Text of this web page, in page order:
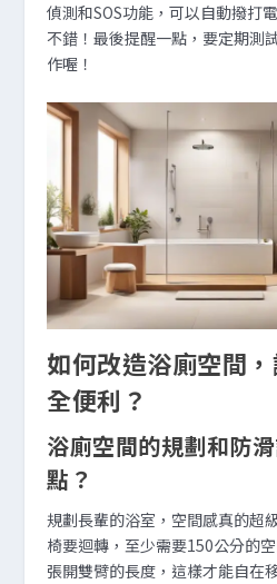
偵測和SOS功能，可以自動撥打
不錯！最後提醒一點，要定期測
作喔！
如何改造浴廁空間
全便利？
浴廁空間的規劃和防
點？
規劃長輩的浴室，空間感真的超
椅要迴轉，至少需要150公分的
張開雙臂的長度，這樣才能自在